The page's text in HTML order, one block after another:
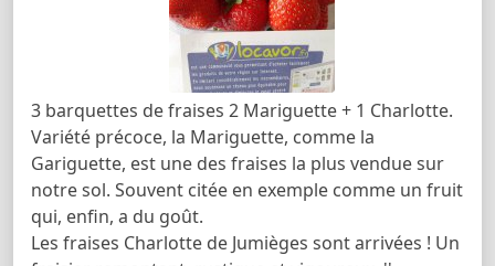
3 barquettes de fraises 2 Mariguette + 1 Charlotte.
Variété précoce, la Mariguette, comme la
Gariguette, est une des fraises la plus vendue sur
notre sol. Souvent citée en exemple comme un fruit
qui, enfin, a du goût.
Les fraises Charlotte de Jumièges sont arrivées ! Un